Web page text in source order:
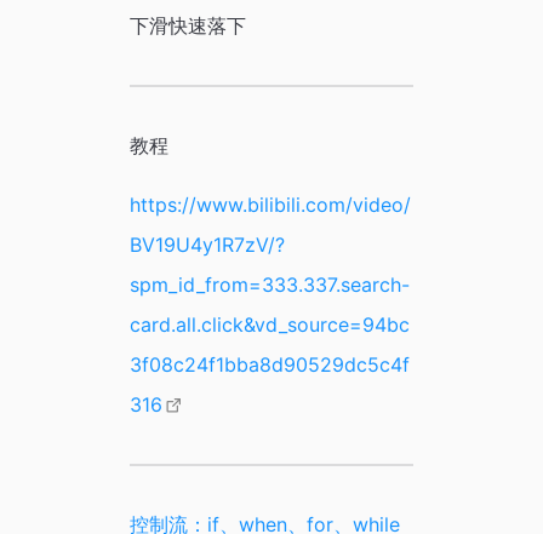
下滑快速落下
教程
https://www.bilibili.com/video/
BV19U4y1R7zV/?
spm_id_from=333.337.search-
card.all.click&vd_source=94bc
3f08c24f1bba8d90529dc5c4f
316
控制流：if、when、for、while